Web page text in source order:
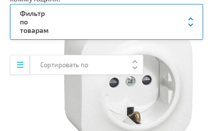
Фильтр
по
товарам
Сортировать по